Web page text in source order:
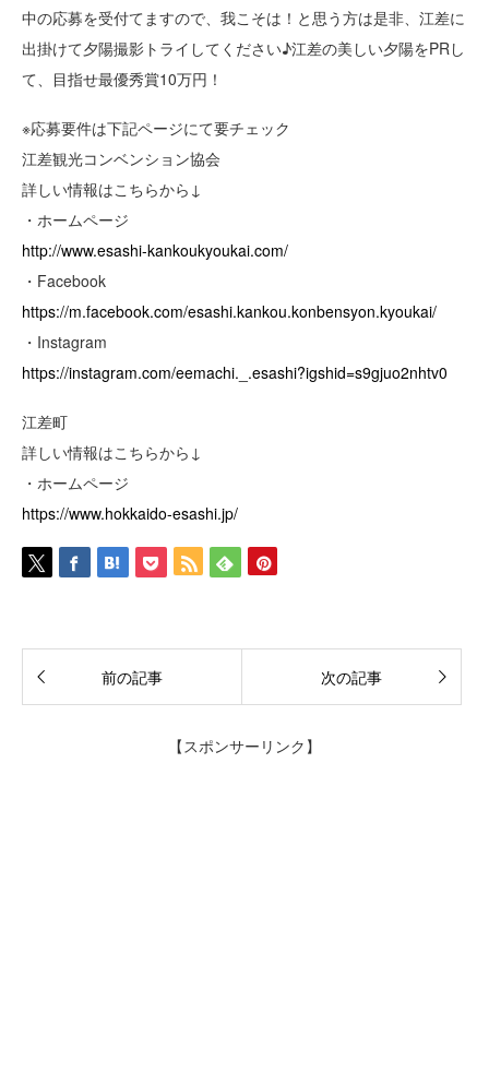
中の応募を受付てますので、我こそは！と思う方は是非、江差に
出掛けて夕陽撮影トライしてください♪江差の美しい夕陽をPRし
て、目指せ最優秀賞10万円！
※応募要件は下記ページにて要チェック
江差観光コンベンション協会
詳しい情報はこちらから↓
・ホームページ
http://www.esashi-kankoukyoukai.com/
・Facebook
https://m.facebook.com/esashi.kankou.konbensyon.kyoukai/
・Instagram
https://instagram.com/eemachi._.esashi?igshid=s9gjuo2nhtv0
江差町
詳しい情報はこちらから↓
・ホームページ
https://www.hokkaido-esashi.jp/
前の記事 次の記事
【スポンサーリンク】